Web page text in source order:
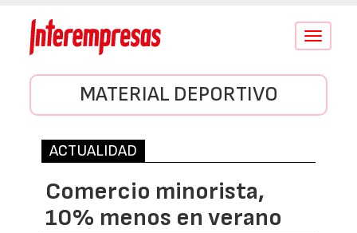
Conmutar
MATERIAL DEPORTIVO
ACTUALIDAD
Comercio minorista,
10% menos en verano